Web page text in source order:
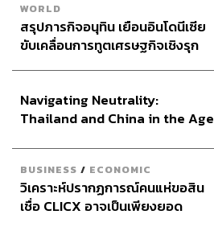
WORLD
สรุปภารกิจอนุทิน เยือนอินโดนีเซีย
ขับเคลื่อนการทูตเศรษฐกิจเชิงรุก
Navigating Neutrality:
Thailand and China in the Age
BUSINESS / ECONOMIC
วิเคราะห์ปรากฏการณ์คนแห่ขอสิน
เชื่อ CLICX อาจเป็นเพียงยอด